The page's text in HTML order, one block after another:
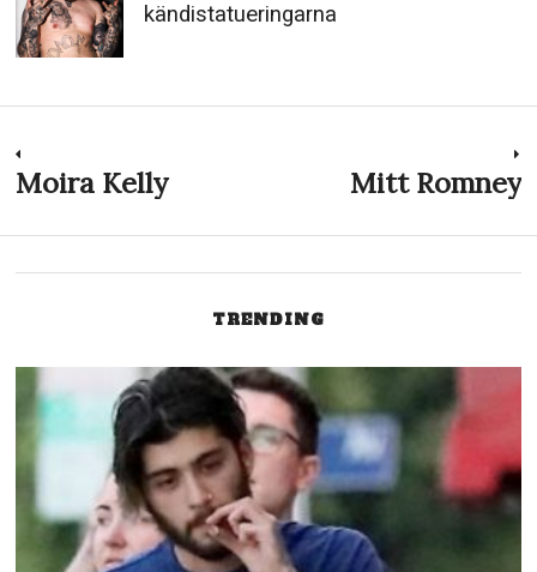
kändistatueringarna
Inläggsnavigering
Previous
Moira Kelly Mitt Romney
TRENDING